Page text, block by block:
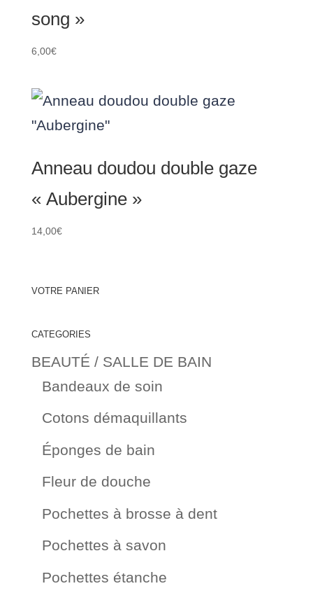
song »
6,00€
Anneau doudou double gaze
« Aubergine »
14,00€
VOTRE PANIER
CATEGORIES
BEAUTÉ / SALLE DE BAIN
Bandeaux de soin
Cotons démaquillants
Éponges de bain
Fleur de douche
Pochettes à brosse à dent
Pochettes à savon
Pochettes étanche